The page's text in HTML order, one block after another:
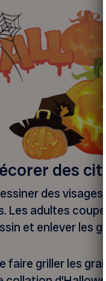
des
des
Les adultes
et enlever les
faire griller les